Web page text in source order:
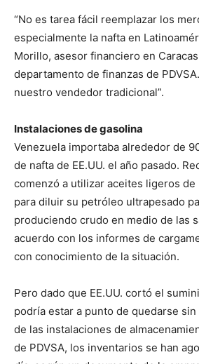
“No es tarea fácil reemplazar los
especialmente la nafta en
Morillo, asesor financiero en
departamento de finanzas de
nuestro vendedor tradicional”.
Instalaciones de gasolina
Venezuela importaba alrededor de
de nafta de EE.UU. el año pasado.
comenzó a utilizar aceites ligeros
para diluir su petróleo ultrapesado
produciendo crudo en medio de las
acuerdo con los informes de
con conocimiento de la situación.
Pero dado que EE.UU. cortó el
podría estar a punto de quedarse sin
de las instalaciones de
de PDVSA, los inventarios se han